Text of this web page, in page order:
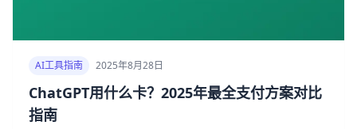
AI工具指南 2025年8月28日
ChatGPT用什么卡？2025年最全支付方案对比
指南